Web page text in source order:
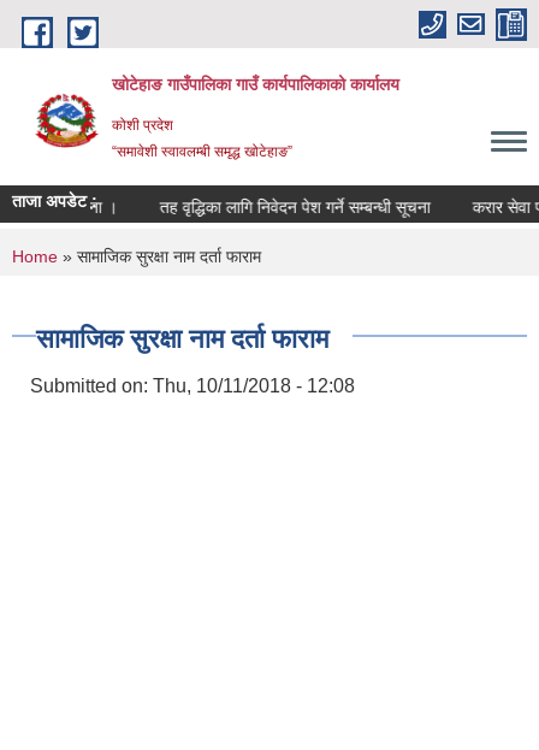
Skip to main content
खोटेहाङ गाउँपालिका गाउँ कार्यपालिकाको कार्यालय
कोशी प्रदेश
“समावेशी स्वावलम्बी समृद्ध खोटेहाङ”
ताजा अपडेट :
सूचना । तह वृद्धिका लागि निवेदन पेश गर्ने सम्बन्धी सूचना करार सेवा
You are here
Home » सामाजिक सुरक्षा नाम दर्ता फाराम
सामाजिक सुरक्षा नाम दर्ता फाराम
Submitted on: Thu, 10/11/2018 - 12:08